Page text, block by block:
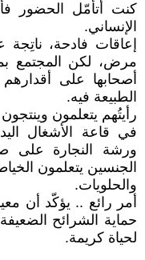
كنت أتأمّل الحضور
الإنساني.
إعاقات فادحة،
مرض، لكن المجتمع
أصحابها على
الطبيعة فيه.
رأيتُهم يتعلمون
في قاعة الأشغال
ورشة النجارة على
الجنسين يتعلمون
والحلويات.
أمر رائع .. يؤكّد أن
حماية الشرائح
لحياة كريمة.